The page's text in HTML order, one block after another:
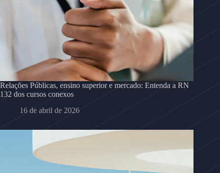
Relações Públicas, ensino superior e mercado: Entenda a RN
132 dos cursos conexos
16 de abril de 2026